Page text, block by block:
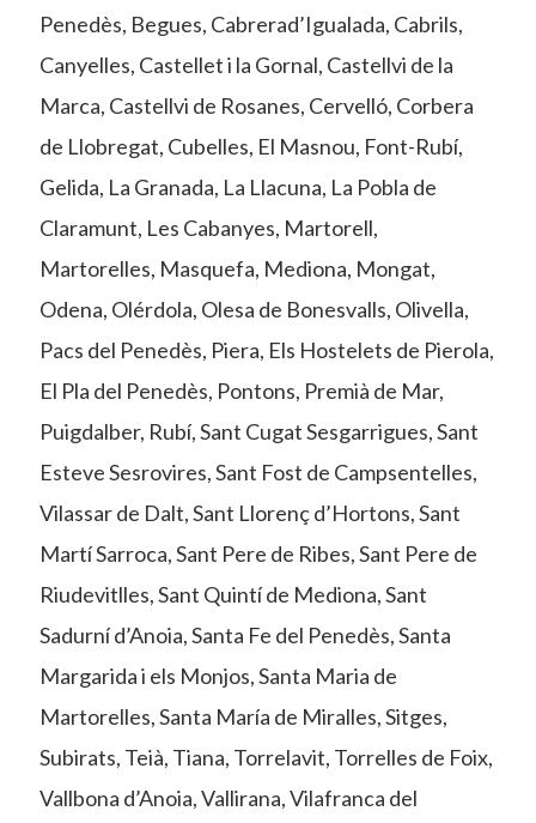
Penedès, Begues, Cabrerad’Igualada, Cabrils,
Canyelles, Castellet i la Gornal, Castellvi de la
Marca, Castellvi de Rosanes, Cervelló, Corbera
de Llobregat, Cubelles, El Masnou, Font-Rubí,
Gelida, La Granada, La Llacuna, La Pobla de
Claramunt, Les Cabanyes, Martorell,
Martorelles, Masquefa, Mediona, Mongat,
Odena, Olérdola, Olesa de Bonesvalls, Olivella,
Pacs del Penedès, Piera, Els Hostelets de Pierola,
El Pla del Penedès, Pontons, Premià de Mar,
Puigdalber, Rubí, Sant Cugat Sesgarrigues, Sant
Esteve Sesrovires, Sant Fost de Campsentelles,
Vilassar de Dalt, Sant Llorenç d’Hortons, Sant
Martí Sarroca, Sant Pere de Ribes, Sant Pere de
Riudevitlles, Sant Quintí de Mediona, Sant
Sadurní d’Anoia, Santa Fe del Penedès, Santa
Margarida i els Monjos, Santa Maria de
Martorelles, Santa María de Miralles, Sitges,
Subirats, Teià, Tiana, Torrelavit, Torrelles de Foix,
Vallbona d’Anoia, Vallirana, Vilafranca del